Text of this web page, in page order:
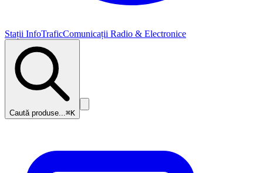
Stații InfoTraficComunicații Radio & Electronice
Caută produse...⌘K